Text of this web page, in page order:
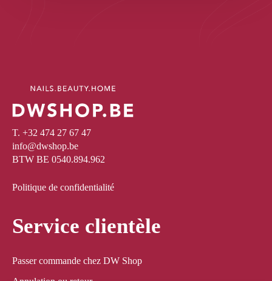
T. +32 474 27 67 47
info@dwshop.be
BTW BE 0540.894.962
Politique de confidentialité
Service clientèle
Passer commande chez DW Shop